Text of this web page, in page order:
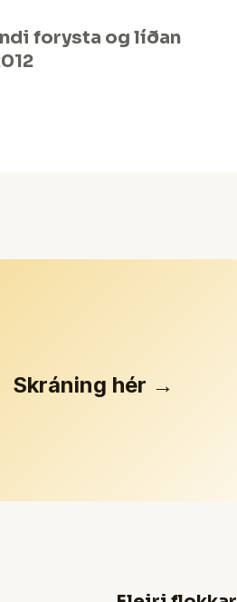
forysta og líðan
Skráning hér →